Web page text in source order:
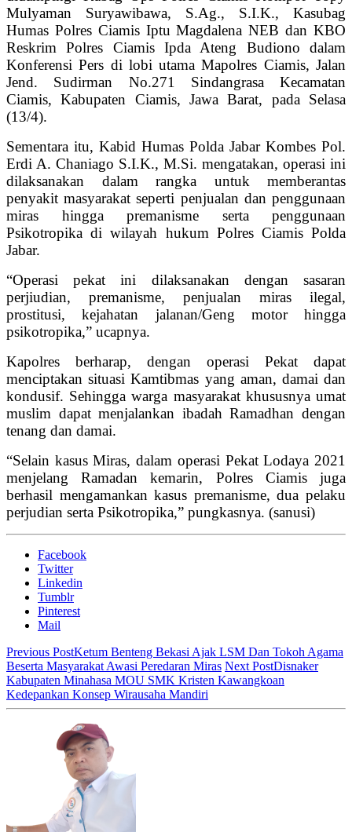
Mulyaman Suryawibawa, S.Ag., S.I.K., Kasubag
Humas Polres Ciamis Iptu Magdalena NEB dan KBO
Reskrim Polres Ciamis Ipda Ateng Budiono dalam
Konferensi Pers di lobi utama Mapolres Ciamis, Jalan
Jend. Sudirman No.271 Sindangrasa Kecamatan
Ciamis, Kabupaten Ciamis, Jawa Barat, pada Selasa
(13/4).
Sementara itu, Kabid Humas Polda Jabar Kombes Pol.
Erdi A. Chaniago S.I.K., M.Si. mengatakan, operasi ini
dilaksanakan dalam rangka untuk memberantas
penyakit masyarakat seperti penjualan dan penggunaan
miras hingga premanisme serta penggunaan
Psikotropika di wilayah hukum Polres Ciamis Polda
Jabar.
“Operasi pekat ini dilaksanakan dengan sasaran
perjiudian, premanisme, penjualan miras ilegal,
prostitusi, kejahatan jalanan/Geng motor hingga
psikotropika,” ucapnya.
Kapolres berharap, dengan operasi Pekat dapat
menciptakan situasi Kamtibmas yang aman, damai dan
kondusif. Sehingga warga masyarakat khususnya umat
muslim dapat menjalankan ibadah Ramadhan dengan
tenang dan damai.
“Selain kasus Miras, dalam operasi Pekat Lodaya 2021
menjelang Ramadan kemarin, Polres Ciamis juga
berhasil mengamankan kasus premanisme, dua pelaku
perjudian serta Psikotropika,” pungkasnya. (sanusi)
Facebook
Twitter
Linkedin
Tumblr
Pinterest
Mail
Previous PostKetum Benteng Bekasi Ajak LSM Dan Tokoh Agama
Beserta Masyarakat Awasi Peredaran Miras Next PostDisnaker
Kabupaten Minahasa MOU SMK Kristen Kawangkoan
Kedepankan Konsep Wirausaha Mandiri